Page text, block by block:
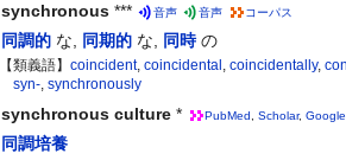
synchronous *** 音声 音声 コーパス
同調的 な 同期的 な 同時 の
【類義語】 coincident, coincidental , coincidentally,
syn-, synchronously
synchronous culture * PubMed Scholar, Google
同調培養